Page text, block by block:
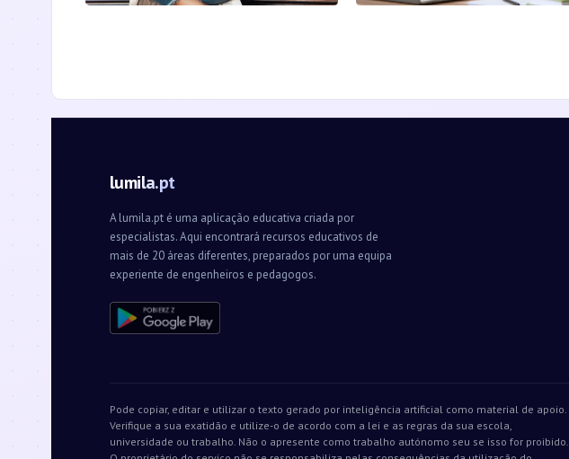
lumila.pt
A lumila.pt é uma aplicação educativa criada por
especialistas. Aqui encontrará recursos educativos de
mais de 20 áreas diferentes, preparados por uma equipa
experiente de engenheiros e pedagogos.
Pode copiar, editar e utilizar o texto gerado por inteligência artificial como material de apoio.
Verifique a sua exatidão e utilize-o de acordo com a lei e as regras da sua escola,
universidade ou trabalho. Não o apresente como trabalho autónomo seu se isso for proibido.